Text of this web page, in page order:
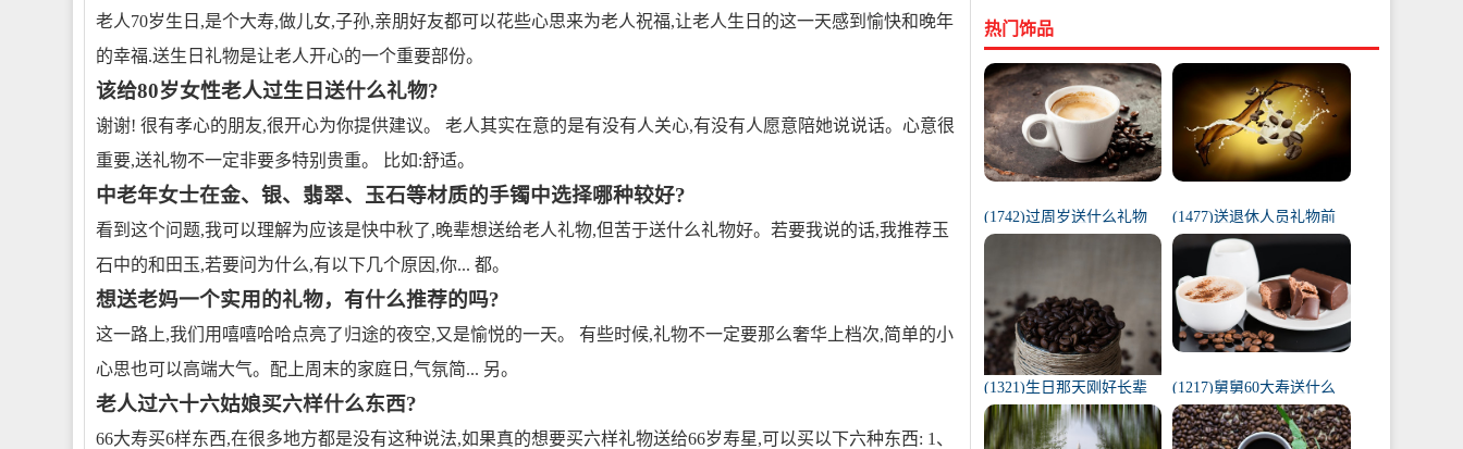
老人70岁生日,是个大寿,做儿女,子孙,亲朋好友都可以花些心思来为老人祝福,让老人生日的这一天感到愉快和晚年
的幸福.送生日礼物是让老人开心的一个重要部份。
该给80岁女性老人过生日送什么礼物?
谢谢! 很有孝心的朋友,很开心为你提供建议。 老人其实在意的是有没有人关心,有没有人愿意陪她说说话。心意很
重要,送礼物不一定非要多特别贵重。 比如:舒适。
中老年女士在金、银、翡翠、玉石等材质的手镯中选择哪种较好?
看到这个问题,我可以理解为应该是快中秋了,晚辈想送给老人礼物,但苦于送什么礼物好。若要我说的话,我推荐玉
石中的和田玉,若要问为什么,有以下几个原因,你... 都。
想送老妈一个实用的礼物，有什么推荐的吗?
这一路上,我们用嘻嘻哈哈点亮了归途的夜空,又是愉悦的一天。 有些时候,礼物不一定要那么奢华上档次,简单的小
心思也可以高端大气。配上周末的家庭日,气氛简... 另。
老人过六十六姑娘买六样什么东西?
66大寿买6样东西,在很多地方都是没有这种说法,如果真的想要买六样礼物送给66岁寿星,可以买以下六种东西: 1、
热门饰品
(1742)过周岁送什么礼物
好（1岁宝宝礼物排行榜）
(1477)送退休人员礼物前
十件排名（工会退休纪念
品范围）
(1321)生日那天刚好长辈
去世（父亲在我生日去世
意味着）
(1217)舅舅60大寿送什么
礼物（舅舅60岁十大最佳
礼物排行榜）